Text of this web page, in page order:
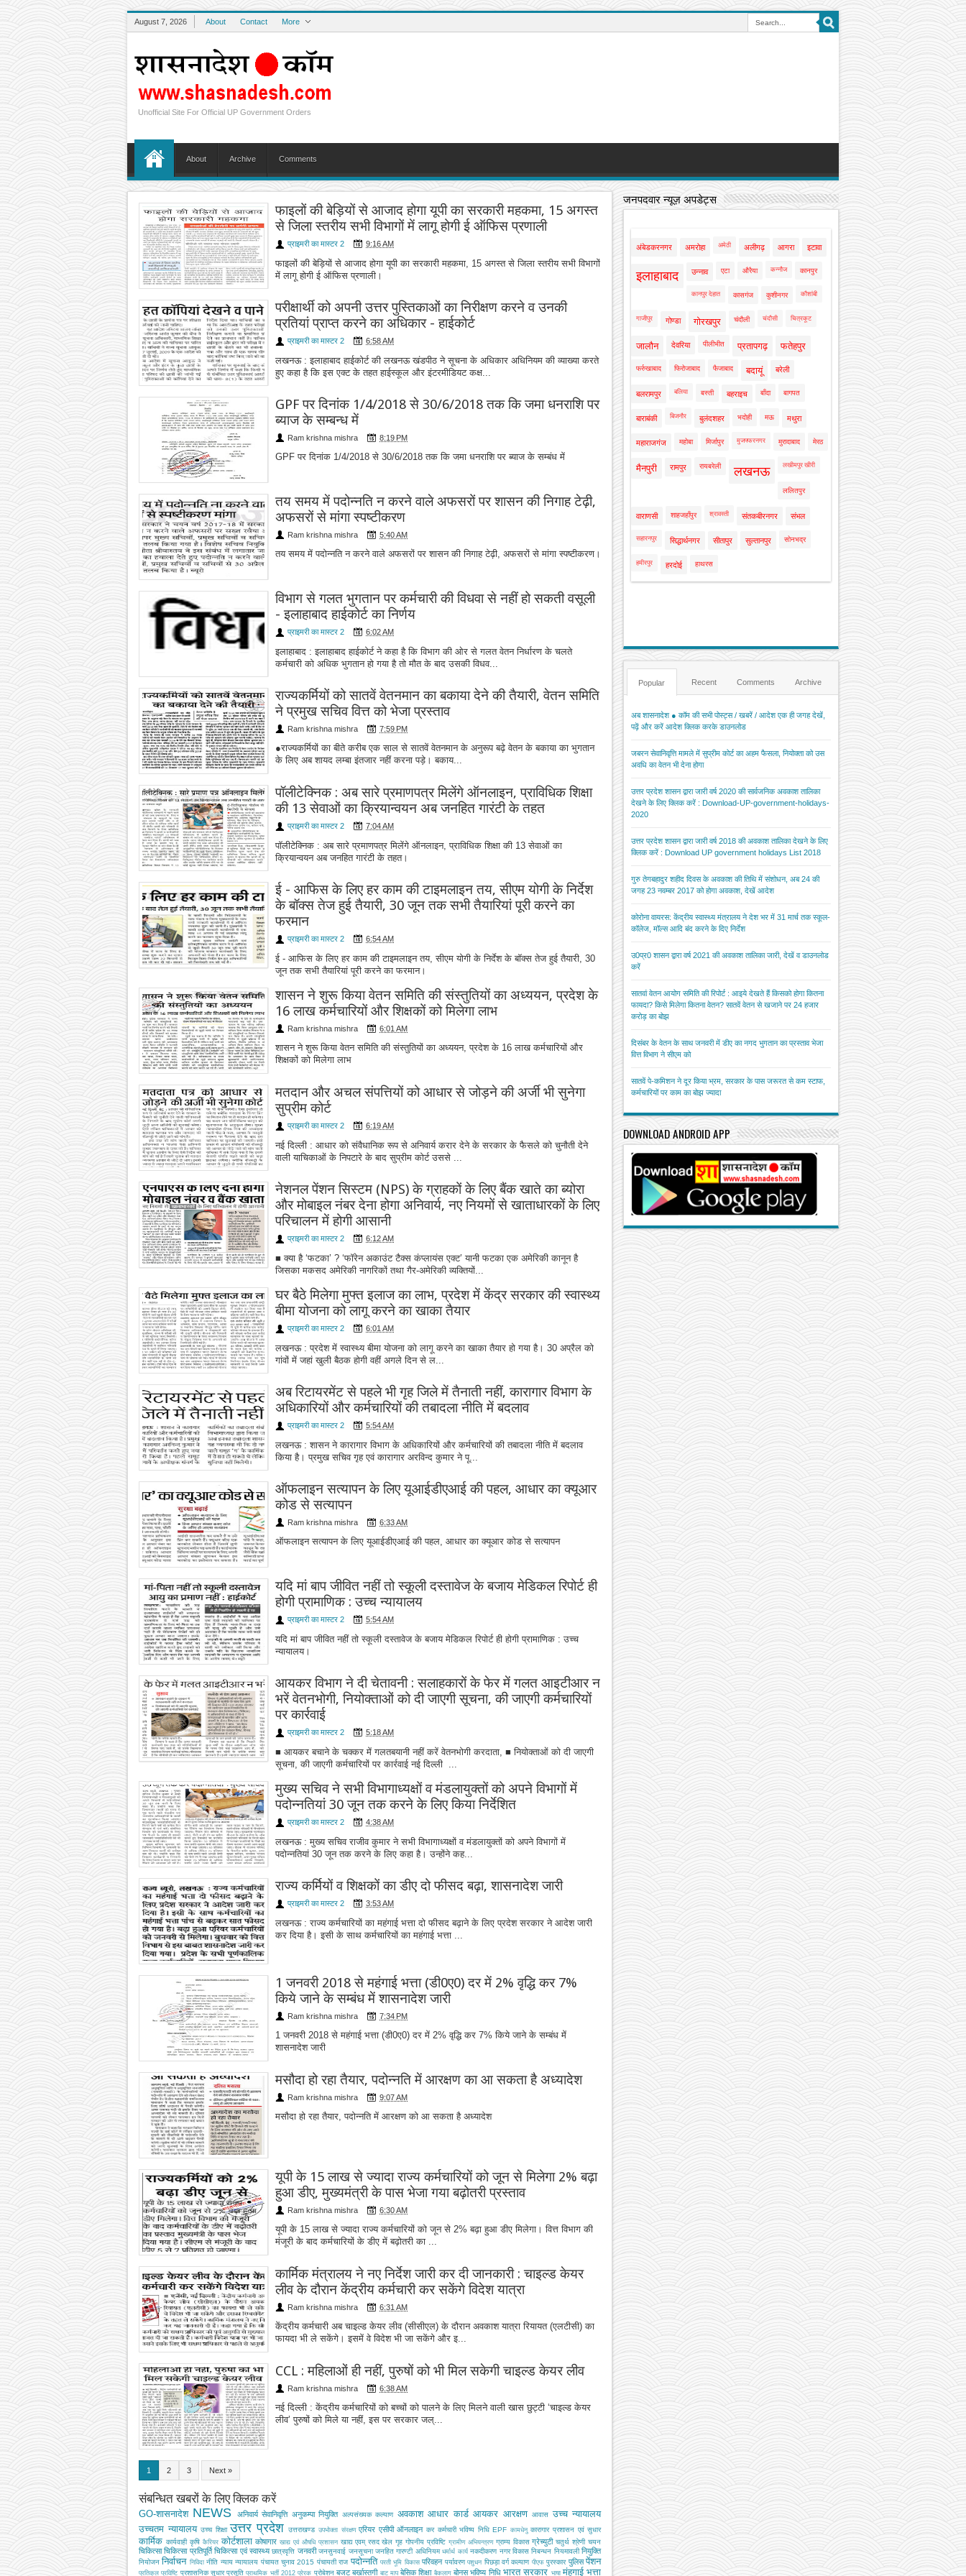
August 7, 2026 About Contact More
Unofficial Site For Official UP Government Orders
About Archive Comments
फाइलों की बेड़ियों से आजाद होगा यूपी का सरकारी महकमा, 15 अगस्त
से जिला स्तरीय सभी विभागों में लागू होगी ई ऑफिस प्रणाली
प्राइमरी का मास्टर 2 9:16 AM
फाइलों की बेड़ियों से आजाद होगा यूपी का सरकारी महकमा, 15 अगस्त से जिला स्तरीय सभी विभागों
में लागू होगी ई ऑफिस प्रणाली।
परीक्षार्थी को अपनी उत्तर पुस्तिकाओं का निरीक्षण करने व उनकी
प्रतियां प्राप्त करने का अधिकार - हाईकोर्ट
प्राइमरी का मास्टर 2 6:58 AM
लखनऊ : इलाहाबाद हाईकोर्ट की लखनऊ खंडपीठ ने सूचना के अधिकार अधिनियम की व्याख्या करते
हुए कहा है कि इस एक्ट के तहत हाईस्कूल और इंटरमीडियट कक्ष...
GPF पर दिनांक 1/4/2018 से 30/6/2018 तक कि जमा धनराशि पर
ब्याज के सम्बन्ध में
Ram krishna mishra 8:19 PM
GPF पर दिनांक 1/4/2018 से 30/6/2018 तक कि जमा धनराशि पर ब्याज के सम्बंध में
तय समय में पदोन्नति न करने वाले अफसरों पर शासन की निगाह टेढ़ी,
अफसरों से मांगा स्पष्टीकरण
Ram krishna mishra 5:40 AM
तय समय में पदोन्नति न करने वाले अफसरों पर शासन की निगाह टेढ़ी, अफसरों से मांगा स्पष्टीकरण।
विभाग से गलत भुगतान पर कर्मचारी की विधवा से नहीं हो सकती वसूली
- इलाहाबाद हाईकोर्ट का निर्णय
प्राइमरी का मास्टर 2 6:02 AM
इलाहाबाद : इलाहाबाद हाईकोर्ट ने कहा है कि विभाग की ओर से गलत वेतन निर्धारण के चलते
कर्मचारी को अधिक भुगतान हो गया है तो मौत के बाद उसकी विधव...
राज्यकर्मियों को सातवें वेतनमान का बकाया देने की तैयारी, वेतन समिति
ने प्रमुख सचिव वित्त को भेजा प्रस्ताव
Ram krishna mishra 7:59 PM
●राज्यकर्मियों का बीते करीब एक साल से सातवें वेतनमान के अनुरूप बढ़े वेतन के बकाया का भुगतान
के लिए अब शायद लम्बा इंतजार नहीं करना पड़े। बकाय...
पॉलीटेक्निक : अब सारे प्रमाणपत्र मिलेंगे ऑनलाइन, प्राविधिक शिक्षा
की 13 सेवाओं का क्रियान्वयन अब जनहित गारंटी के तहत
प्राइमरी का मास्टर 2 7:04 AM
पॉलीटेक्निक : अब सारे प्रमाणपत्र मिलेंगे ऑनलाइन, प्राविधिक शिक्षा की 13 सेवाओं का
क्रियान्वयन अब जनहित गारंटी के तहत।
ई - आफिस के लिए हर काम की टाइमलाइन तय, सीएम योगी के निर्देश
के बॉक्स तेज हुई तैयारी, 30 जून तक सभी तैयारियां पूरी करने का
फरमान
प्राइमरी का मास्टर 2 6:54 AM
ई - आफिस के लिए हर काम की टाइमलाइन तय, सीएम योगी के निर्देश के बॉक्स तेज हुई तैयारी, 30
जून तक सभी तैयारियां पूरी करने का फरमान।
शासन ने शुरू किया वेतन समिति की संस्तुतियों का अध्ययन, प्रदेश के
16 लाख कर्मचारियों और शिक्षकों को मिलेगा लाभ
Ram krishna mishra 6:01 AM
शासन ने शुरू किया वेतन समिति की संस्तुतियों का अध्ययन, प्रदेश के 16 लाख कर्मचारियों और
शिक्षकों को मिलेगा लाभ
मतदान और अचल संपत्तियों को आधार से जोड़ने की अर्जी भी सुनेगा
सुप्रीम कोर्ट
प्राइमरी का मास्टर 2 6:19 AM
नई दिल्ली : आधार को संवैधानिक रूप से अनिवार्य करार देने के सरकार के फैसले को चुनौती देने
वाली याचिकाओं के निपटारे के बाद सुप्रीम कोर्ट उससे ...
नेशनल पेंशन सिस्टम (NPS) के ग्राहकों के लिए बैंक खाते का ब्योरा
और मोबाइल नंबर देना होगा अनिवार्य, नए नियमों से खाताधारकों के लिए
परिचालन में होगी आसानी
प्राइमरी का मास्टर 2 6:12 AM
■ क्या है ‘फटका’ ? ‘फॉरेन अकाउंट टैक्स कंप्लायंस एक्ट’ यानी फटका एक अमेरिकी कानून है
जिसका मकसद अमेरिकी नागरिकों तथा गैर-अमेरिकी व्यक्तियों...
घर बैठे मिलेगा मुफ्त इलाज का लाभ, प्रदेश में केंद्र सरकार की स्वास्थ्य
बीमा योजना को लागू करने का खाका तैयार
प्राइमरी का मास्टर 2 6:01 AM
लखनऊ : प्रदेश में स्वास्थ्य बीमा योजना को लागू करने का खाका तैयार हो गया है। 30 अप्रैल को
गांवों में जहां खुली बैठक होगी वहीं अगले दिन से ल...
अब रिटायरमेंट से पहले भी गृह जिले में तैनाती नहीं, कारागार विभाग के
अधिकारियों और कर्मचारियों की तबादला नीति में बदलाव
प्राइमरी का मास्टर 2 5:54 AM
लखनऊ : शासन ने कारागार विभाग के अधिकारियों और कर्मचारियों की तबादला नीति में बदलाव
किया है। प्रमुख सचिव गृह एवं कारागार अरविन्द कुमार ने पू...
ऑफलाइन सत्यापन के लिए यूआईडीएआई की पहल, आधार का क्यूआर
कोड से सत्यापन
Ram krishna mishra 6:33 AM
ऑफलाइन सत्यापन के लिए यूआईडीएआई की पहल, आधार का क्यूआर कोड से सत्यापन
यदि मां बाप जीवित नहीं तो स्कूली दस्तावेज के बजाय मेडिकल रिपोर्ट ही
होगी प्रामाणिक : उच्च न्यायालय
प्राइमरी का मास्टर 2 5:54 AM
यदि मां बाप जीवित नहीं तो स्कूली दस्तावेज के बजाय मेडिकल रिपोर्ट ही होगी प्रामाणिक : उच्च
न्यायालय।
आयकर विभाग ने दी चेतावनी : सलाहकारों के फेर में गलत आइटीआर न
भरें वेतनभोगी, नियोक्ताओं को दी जाएगी सूचना, की जाएगी कर्मचारियों
पर कार्रवाई
प्राइमरी का मास्टर 2 5:18 AM
■ आयकर बचाने के चक्कर में गलतबयानी नहीं करें वेतनभोगी करदाता, ■ नियोक्ताओं को दी जाएगी
सूचना, की जाएगी कर्मचारियों पर कार्रवाई नई दिल्ली ...
मुख्य सचिव ने सभी विभागाध्यक्षों व मंडलायुक्तों को अपने विभागों में
पदोन्नतियां 30 जून तक करने के लिए किया निर्देशित
प्राइमरी का मास्टर 2 4:38 AM
लखनऊ : मुख्य सचिव राजीव कुमार ने सभी विभागाध्यक्षों व मंडलायुक्तों को अपने विभागों में
पदोन्नतियां 30 जून तक करने के लिए कहा है। उन्होंने कह...
राज्य कर्मियों व शिक्षकों का डीए दो फीसद बढ़ा, शासनादेश जारी
प्राइमरी का मास्टर 2 3:53 AM
लखनऊ : राज्य कर्मचारियों का महंगाई भत्ता दो फीसद बढ़ाने के लिए प्रदेश सरकार ने आदेश जारी
कर दिया है। इसी के साथ कर्मचारियों का महंगाई भत्ता ...
1 जनवरी 2018 से महंगाई भत्ता (डी0ए0) दर में 2% वृद्धि कर 7%
किये जाने के सम्बंध में शासनादेश जारी
Ram krishna mishra 7:34 PM
1 जनवरी 2018 से महंगाई भत्ता (डी0ए0) दर में 2% वृद्धि कर 7% किये जाने के सम्बंध में
शासनादेश जारी
मसौदा हो रहा तैयार, पदोन्नति में आरक्षण का आ सकता है अध्यादेश
Ram krishna mishra 9:07 AM
मसौदा हो रहा तैयार, पदोन्नति में आरक्षण को आ सकता है अध्यादेश
यूपी के 15 लाख से ज्यादा राज्य कर्मचारियों को जून से मिलेगा 2% बढ़ा
हुआ डीए, मुख्यमंत्री के पास भेजा गया बढ़ोतरी प्रस्ताव
Ram krishna mishra 6:30 AM
यूपी के 15 लाख से ज्यादा राज्य कर्मचारियों को जून से 2% बढ़ा हुआ डीए मिलेगा। वित्त विभाग की
मंजूरी के बाद कर्मचारियों के डीए में बढ़ोतरी का ...
कार्मिक मंत्रालय ने नए निर्देश जारी कर दी जानकारी : चाइल्ड केयर
लीव के दौरान केंद्रीय कर्मचारी कर सकेंगे विदेश यात्रा
Ram krishna mishra 6:31 AM
केंद्रीय कर्मचारी अब चाइल्ड केयर लीव (सीसीएल) के दौरान अवकाश यात्रा रियायत (एलटीसी) का
फायदा भी ले सकेंगे। इसमें वे विदेश भी जा सकेंगे और इ...
CCL : महिलाओं ही नहीं, पुरुषों को भी मिल सकेगी चाइल्ड केयर लीव
Ram krishna mishra 6:38 AM
नई दिल्ली : केंद्रीय कर्मचारियों को बच्चों को पालने के लिए मिलने वाली खास छुट्टी ‘चाइल्ड केयर
लीव’ पुरुषों को मिले या नहीं, इस पर सरकार जल्...
1 2 3 Next »
संबन्धित खबरों के लिए क्लिक करें
GO-शासनादेश NEWS अनिवार्य सेवानिवृत्ति अनुकम्पा नियुक्ति अल्‍पसंख्‍यक कल्‍याण अवकाश आधार कार्ड आयकर आरक्षण आवास उच्च न्यायालय
उच्चतम न्यायालय उच्‍च शिक्षा उत्तर प्रदेश उत्तराखण्ड उपभोक्‍ता संरक्षण एरियर एसीपी ऑनलाइन कर कर्मचारी भविष्य निधि EPF कामधेनु कारागार प्रशासन एवं सुधार
कार्मिक कार्यवाही कृषि कैरियर कोर्टशाला कोषागार खाद्य एवं औषधि प्रशासन खाद्य एवम् रसद खेल गृह गोपनीय प्रविष्टि ग्रामीण अभियन्‍त्रण ग्राम्य विकास ग्रेच्युटी चतुर्थ श्रेणी चयन
चिकित्सा चिकित्सा प्रतिपूर्ति चिकित्‍सा एवं स्वास्थ्य छात्रवृत्ति जनवरी जनसुनवाई जनसूचना जनहित गारण्टी अधिनियम धर्मार्थ कार्य नकदीकरण नगर विकास निबन्‍धन नियमावली नियुक्ति
नियोजन निर्वाचन निविदा नीति न्याय न्यायालय पंचायत चुनाव 2015 पंचायती राज पदोन्नति परती भूमि विकास परिवहन पर्यावरण पशुधन पिछड़ा वर्ग कल्‍याण पीएफ पुरस्कार पुलिस पेंशन
प्रतिकूल प्रविष्टि प्रशासनिक सुधार प्रसूति प्राथमिक भर्ती 2012 प्रेरक प्रोबेशन बजट बर्खास्तगी बाट माप बेसिक शिक्षा बैकलाग बोनस भविष्य निधि भारत सरकार भाषा मंहगाई भत्ता
जनपदवार न्यूज़ अपडेट्स
अंबेडकरनगर अमरोहा अमेठी अलीगढ़ आगरा इटावा
इलाहाबाद उन्नाव एटा औरैया कन्नौज कानपुर
कानपुर देहात कासगंज कुशीनगर कौशांबी
गाजीपुर गोण्डा गोरखपुर चंदौली चंदौसी चित्रकूट
जालौन देवरिया पीलीभीत प्रतापगढ़ फतेहपुर
फर्रुखाबाद फिरोजाबाद फैजाबाद बदायूं बरेली
बलरामपुर बलिया बस्ती बहराइच बाँदा बागपत
बाराबंकी बिजनौर बुलंदशहर भदोही मऊ मथुरा
महाराजगंज महोबा मिर्जापुर मुजफ्फरनगर मुरादाबाद मेरठ
मैनपुरी रामपुर रायबरेली लखनऊ लखीमपुर खीरी
ललितपुर
वाराणसी शाहजहाँपुर श्रावस्ती संतकबीरनगर संभल
सहारनपुर सिद्धार्थनगर सीतापुर सुल्तानपुर सोनभद्र
हमीरपुर हरदोई हाथरस
Popular Recent Comments Archive
अब शासनादेश ● कॉम की सभी पोस्ट्स / खबरें / आदेश एक ही जगह देखें,
पढ़ें और करें आदेश क्लिक करके डाउनलोड
जबरन सेवानिवृत्ति मामले में सुप्रीम कोर्ट का अहम फैसला, नियोक्ता को उस
अवधि का वेतन भी देना होगा
उत्तर प्रदेश शासन द्वारा जारी वर्ष 2020 की सार्वजनिक अवकाश तालिका
देखने के लिए क्लिक करें : Download-UP-government-holidays-
2020
उत्तर प्रदेश शासन द्वारा जारी वर्ष 2018 की अवकाश तालिका देखने के लिए
क्लिक करें : Download UP government holidays List 2018
गुरु तेगबहादुर शहीद दिवस के अवकाश की तिथि में संशोधन, अब 24 की
जगह 23 नवम्बर 2017 को होगा अवकाश, देखें आदेश
कोरोना वायरस: केंद्रीय स्वास्थ्य मंत्रालय ने देश भर में 31 मार्च तक स्कूल-
कॉलेज, मॉल्स आदि बंद करने के दिए निर्देश
उ0प्र0 शासन द्वारा वर्ष 2021 की अवकाश तालिका जारी, देखें व डाउनलोड
करें
सातवां वेतन आयोग समिति की रिपोर्ट : आइये देखते हैं किसको होगा कितना
फायदा? किसे मिलेगा कितना वेतन? सातवें वेतन से खजाने पर 24 हजार
करोड़ का बोझ
दिसंबर के वेतन के साथ जनवरी में डीए का नगद भुगतान का प्रस्ताव भेजा
वित्त विभाग ने सीएम को
सातवें पे-कमिशन ने दूर किया भ्रम, सरकार के पास जरूरत से कम स्टाफ,
कर्मचारियों पर काम का बोझ ज्यादा
DOWNLOAD ANDROID APP